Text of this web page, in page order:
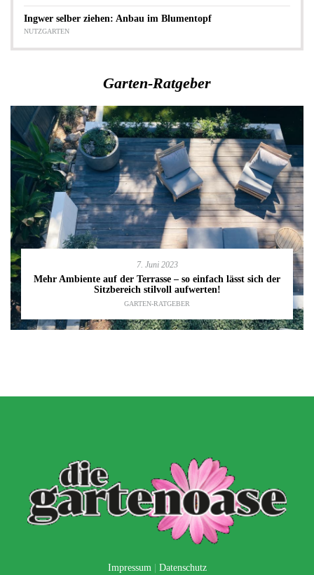
Ingwer selber ziehen: Anbau im Blumentopf
NUTZGARTEN
Garten-Ratgeber
7. Juni 2023
Mehr Ambiente auf der Terrasse – so einfach lässt sich der
Sitzbereich stilvoll aufwerten!
GARTEN-RATGEBER
Impressum Datenschutz